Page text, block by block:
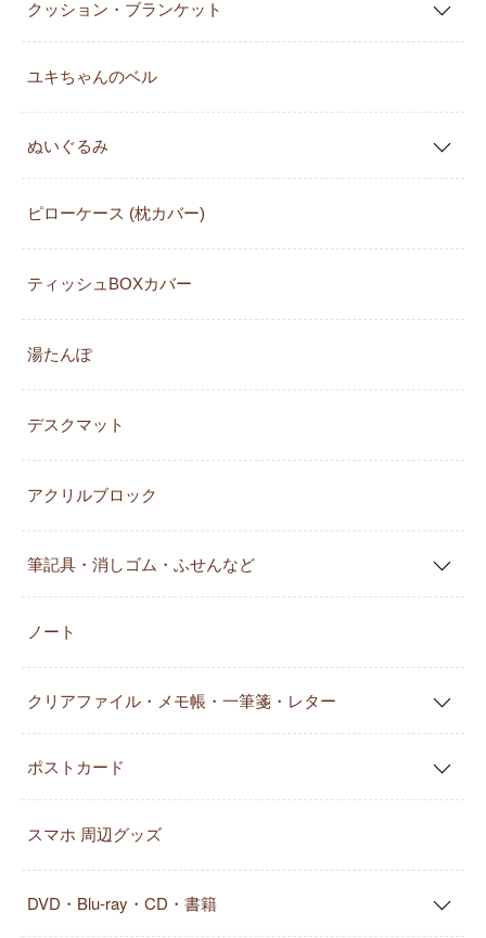
クッション・ブランケット
ユキちゃんのベル
ぬいぐるみ
ピローケース (枕カバー)
ティッシュBOXカバー
湯たんぽ
デスクマット
アクリルブロック
筆記具・消しゴム・ふせんなど
ノート
クリアファイル・メモ帳・一筆箋・レター
ポストカード
スマホ 周辺グッズ
DVD・Blu-ray・CD・書籍